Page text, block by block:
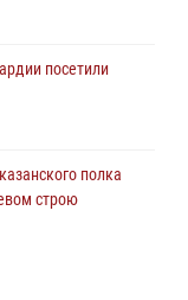
посетили
полка
строю
в окружном этапе